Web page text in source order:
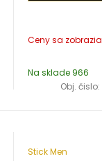
Na sklade 966
Obj. čislo:
Stick Men